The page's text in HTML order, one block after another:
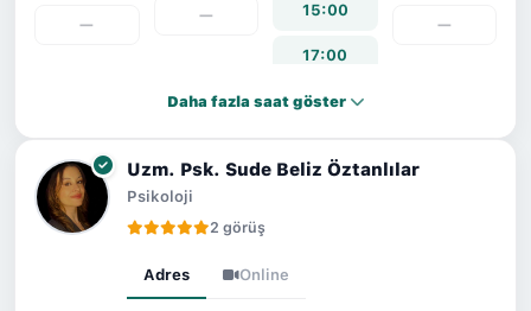
—
— 15:00
17:00
—
Daha fazla saat göster
Uzm. Psk. Sude Beliz Öztanlılar
Psikoloji
2 görüş
Adres Online